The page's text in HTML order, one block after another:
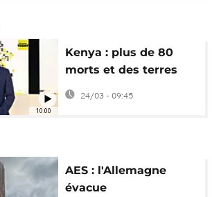
10:00
Kenya : plus de 80
morts et des terres
agricoles inondées
[Africanews Today]
24/03 - 09:45
AES : l'Allemagne
évacue